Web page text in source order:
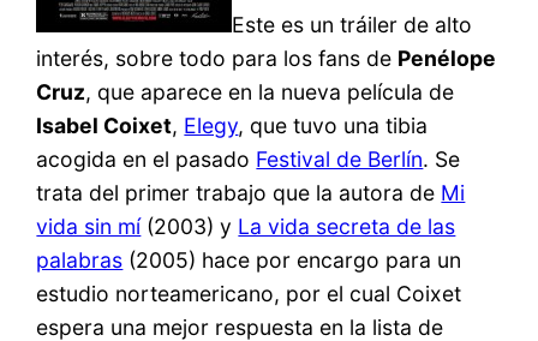
Este es un tráiler de alto
interés, sobre todo para los fans de Penélope
Cruz, que aparece en la nueva película de
Isabel Coixet, Elegy, que tuvo una tibia
acogida en el pasado Festival de Berlín. Se
trata del primer trabajo que la autora de Mi
vida sin mí(2003) y La vida secreta de las
palabras (2005) hace por encargo para un
estudio norteamericano, por el cual Coixet
espera una mejor respuesta en la lista de